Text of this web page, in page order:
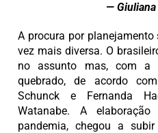
—
A procura por
vez mais diversa. O
no assunto mas, com a
quebrado, de acordo
Schunck e Fernanda
Watanabe. A
pandemia, chegou a